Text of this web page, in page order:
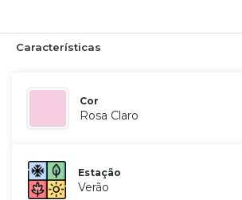
Características
Cor
Rosa Claro
Estação
Verão